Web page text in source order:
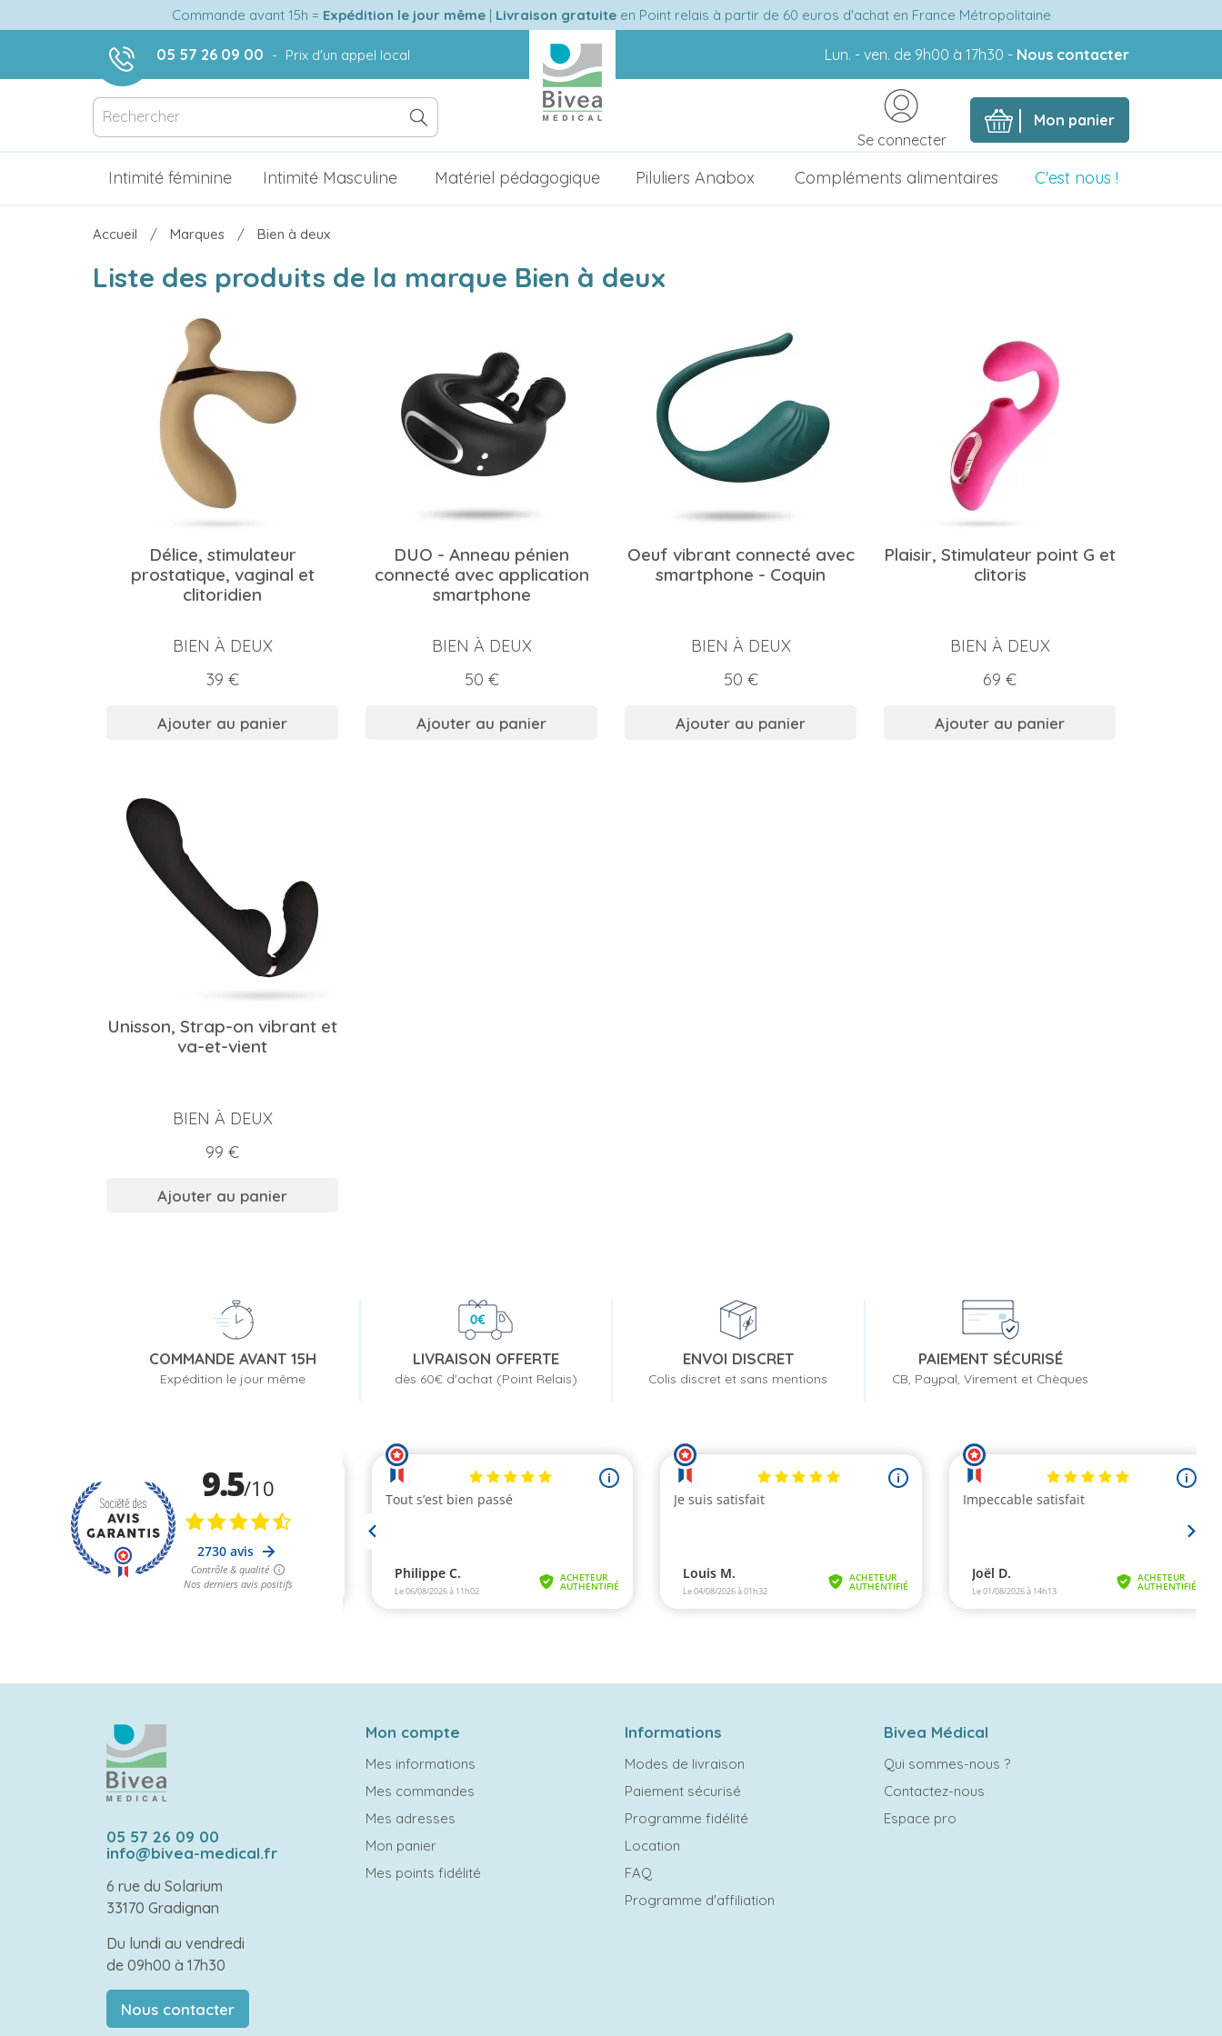
Commande avant 15h = Expédition le jour même| Livraison gratuiteen Point relais à partir de 60 euros d'achat en France Métropolitaine
05 57 26 09 00 - Prix d'un appel local Lun. - ven. de 9h00 à 17h30 - Nous contacter
Mon panier
Se connecter
Intimité féminine Intimité Masculine Matériel pédagogique Piluliers Anabox Compléments alimentaires C'est nous !
Accueil Marques Bien à deux
Liste des produits de la marque Bien à deux
Délice, stimulateur
prostatique, vaginal et
clitoridien
BIEN À DEUX
Prix
39 €
Ajouter au panier
DUO - Anneau pénien
connecté avec application
smartphone
BIEN À DEUX
Prix
50 €
Ajouter au panier
Oeuf vibrant connecté avec
smartphone - Coquin
BIEN À DEUX
Prix
50 €
Ajouter au panier
Plaisir, Stimulateur point G et
clitoris
BIEN À DEUX
Prix
69 €
Ajouter au panier
Unisson, Strap-on vibrant et
va-et-vient
BIEN À DEUX
Prix
99 €
Ajouter au panier
COMMANDE AVANT 15H
Expédition le jour même
LIVRAISON OFFERTE
dès 60€ d'achat (Point Relais)
ENVOI DISCRET
Colis discret et sans mentions
PAIEMENT SÉCURISÉ
CB, Paypal, Virement et Chèques
05 57 26 09 00
info@bivea-medical.fr
6 rue du Solarium
33170 Gradignan
Du lundi au vendredi
de 09h00 à 17h30
Nous contacter
Mon compte
Mes informations
Mes commandes
Mes adresses
Mon panier
Mes points fidélité
Informations
Modes de livraison
Paiement sécurisé
Programme fidélité
Location
FAQ
Programme d'affiliation
Bivea Médical
Qui sommes-nous ?
Contactez-nous
Espace pro